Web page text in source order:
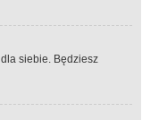
siebie. Będziesz